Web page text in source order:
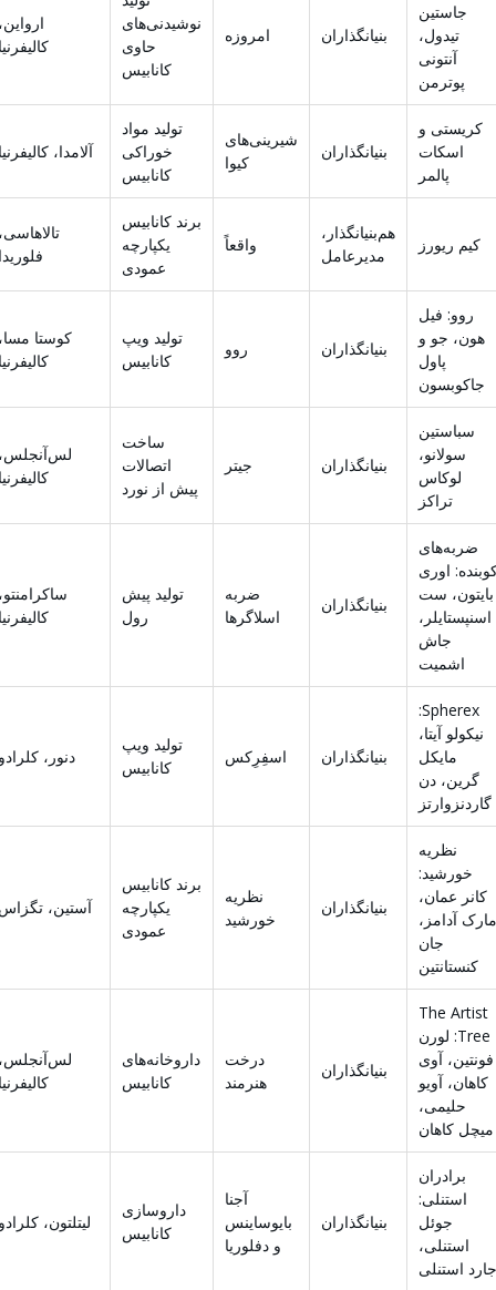
جاستین
تیدول،
آنتونی
پوترمن
بنیانگذاران امروزه
نوشیدنی‌های
حاوی
کانابیس
کریستی و
اسکات
پالمر
بنیانگذاران
شیرینی‌های
کیوا
تولید مواد
خوراکی
کانابیس
آلامدا،
کیم ریورز
هم‌بنیانگذار،
مدیرعامل
واقعاً
برند کانابیس
یکپارچه
عمودی
روو: فیل
هون، جو و
پاول
جاکوبسون
بنیانگذاران روو
تولید ویپ
کانابیس
کوستا
سباستین
سولانو،
لوکاس
تراکز
بنیانگذاران جیتر
ساخت
اتصالات
پیش از نورد
ضربه‌های
اوری
بایتون، ست
اسنپستایلر،
جاش
اشمیت
بنیانگذاران
ضربه
اسلاگرها
تولید پیش
رول
Spherex:
نیکولو آیتا،
مایکل
گرین، دن
گاردنزوارتز
بنیانگذاران اسفِرِکس
تولید ویپ
کانابیس
دنور،
نظریه
خورشید:
کانر عمان،
مارک آدامز،
جان
کنستانتین
بنیانگذاران
نظریه
خورشید
برند کانابیس
یکپارچه
عمودی
آستین،
The Artist
Tree: لورن
فونتین، آوی
کاهان، آویو
حلیمی،
میچل کاهان
بنیانگذاران
درخت
هنرمند
داروخانه‌های
کانابیس
برادران
استنلی:
جوئل
استنلی،
جارد استنلی
بنیانگذاران
آجنا
بایوساینس
و دفلوریا
داروسازی
کانابیس
لیتلتون،